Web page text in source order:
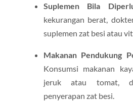
Suplemen Bila
kekurangan berat,
suplemen zat besi atau
Makanan Pendukung
Konsumsi makanan
jeruk atau tomat,
penyerapan zat besi.